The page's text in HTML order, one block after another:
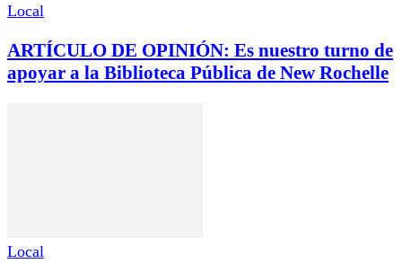
Local
ARTÍCULO DE OPINIÓN: Es nuestro turno de
apoyar a la Biblioteca Pública de New Rochelle
Local